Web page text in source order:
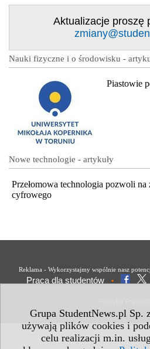
Grupa StudentNews.pl Sp.
używają plików cookies i
celu realizacji m.in.
Aktualizacje proszę
Nauki fizyczne i o środowisku -
Piastowie
Nowe technologie - artykuły
Przełomowa technologia pozwoli
cyfrowego
Reklama - Wykorzystajmy wspólnie nasz
Praca dla studentów •